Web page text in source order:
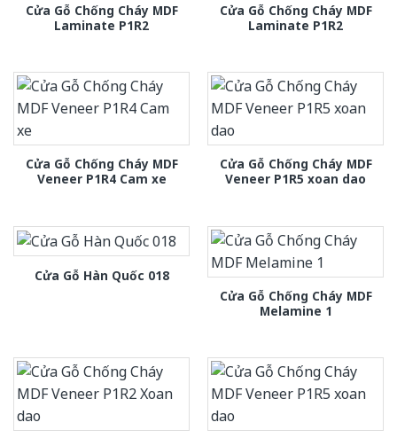
Cửa Gỗ Chống Cháy MDF
Laminate P1R2
Cửa Gỗ Chống Cháy MDF
Laminate P1R2
Cửa Gỗ Chống Cháy MDF
Veneer P1R4 Cam xe
Cửa Gỗ Chống Cháy MDF
Veneer P1R5 xoan dao
Cửa Gỗ Hàn Quốc 018
Cửa Gỗ Chống Cháy MDF
Melamine 1